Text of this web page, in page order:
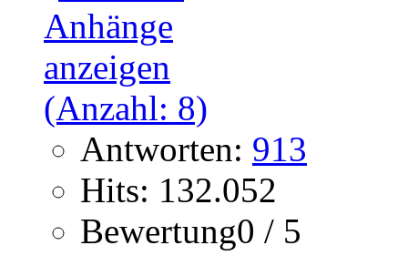
Antworten: 913
Hits: 132.052
Bewertung0 / 5